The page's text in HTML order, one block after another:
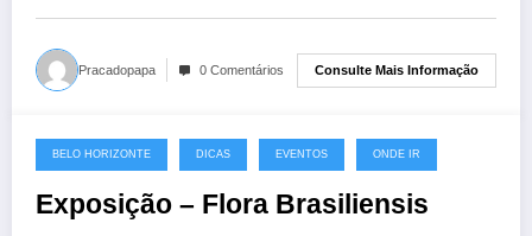
Pracadopapa 0 Comentários Consulte Mais Informação
7 de março de 2025
BELO HORIZONTE DICAS EVENTOS ONDE IR
Exposição – Flora Brasiliensis